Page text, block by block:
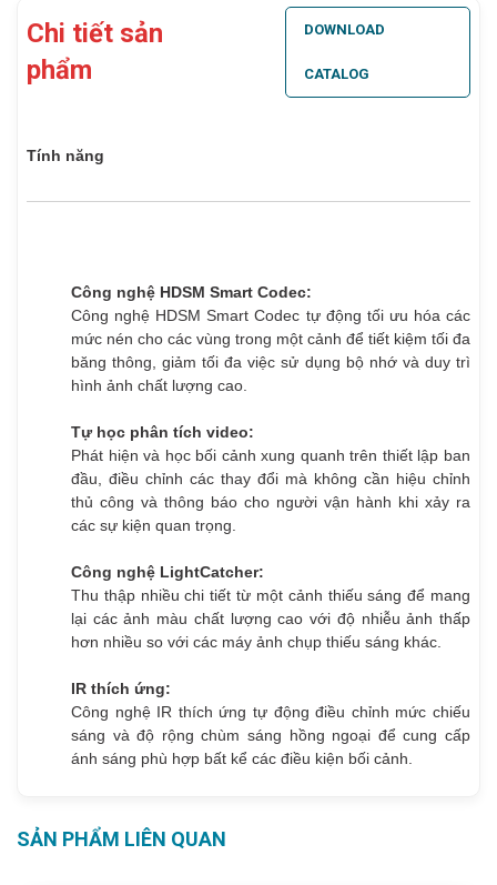
Chi tiết sản
phẩm
DOWNLOAD
CATALOG
Tính năng
Công nghệ HDSM Smart Codec:
Công nghệ HDSM Smart Codec tự động tối ưu hóa các
mức nén cho các vùng trong một cảnh để tiết kiệm tối đa
băng thông, giảm tối đa việc sử dụng bộ nhớ và duy trì
hình ảnh chất lượng cao.
Tự học phân tích video:
Phát hiện và học bối cảnh xung quanh trên thiết lập ban
đầu, điều chỉnh các thay đổi mà không cần hiệu chỉnh
thủ công và thông báo cho người vận hành khi xảy ra
các sự kiện quan trọng.
Công nghệ LightCatcher:
Thu thập nhiều chi tiết từ một cảnh thiếu sáng để mang
lại các ảnh màu chất lượng cao với độ nhiễu ảnh thấp
hơn nhiều so với các máy ảnh chụp thiếu sáng khác.
IR thích ứng:
Công nghệ IR thích ứng tự động điều chỉnh mức chiếu
sáng và độ rộng chùm sáng hồng ngoại để cung cấp
ánh sáng phù hợp bất kể các điều kiện bối cảnh.
SẢN PHẨM LIÊN QUAN